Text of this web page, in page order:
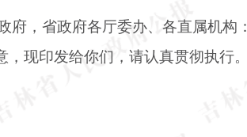
，省政府各厅委办、各直属机构：
现印发给你们，请认真贯彻执行。